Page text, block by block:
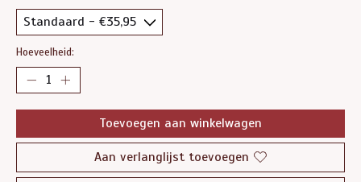
Hoeveelheid:
Toevoegen aan winkelwagen
Aan verlanglijst toevoegen